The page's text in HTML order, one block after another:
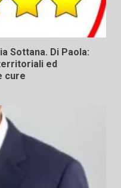
Sottana. Di Paola:
ed
cure